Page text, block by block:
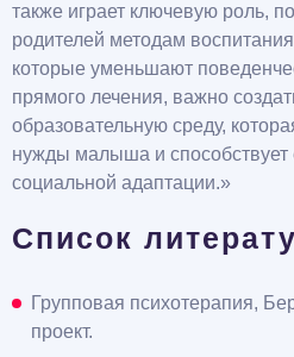
также играет ключевую роль,
родителей методам
которые уменьшают
прямого лечения, важно
образовательную среду,
нужды малыша и способствует
социальной адаптации.»
Список
Групповая психотерапия,
проект.